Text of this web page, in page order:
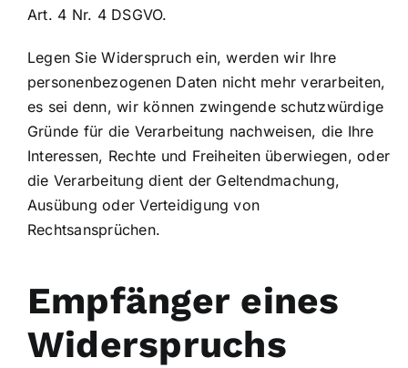
Art. 4 Nr. 4 DSGVO.
Legen Sie Widerspruch ein, werden wir Ihre
personenbezogenen Daten nicht mehr verarbeiten,
es sei denn, wir können zwingende schutzwürdige
Gründe für die Verarbeitung nachweisen, die Ihre
Interessen, Rechte und Freiheiten überwiegen, oder
die Verarbeitung dient der Geltendmachung,
Ausübung oder Verteidigung von
Rechtsansprüchen.
Empfänger eines
Widerspruchs